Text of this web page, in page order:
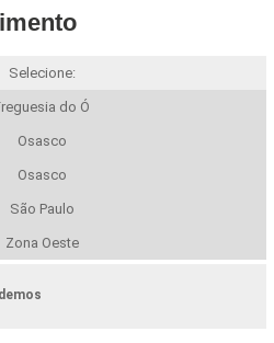
Selecione:
do Ó
Osasco
Osasco
São Paulo
Zona Oeste